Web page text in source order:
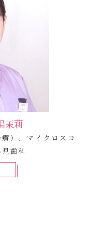
茉莉
）、マイクロスコ
歯科